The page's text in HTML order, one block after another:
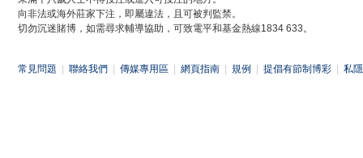
向非法或海外莊家下注，即屬違法，且可被判監禁。
切勿沉迷賭博，如需尋求輔導協助，可致電平和基金熱線1834 633。
常見問題 聯絡我們 傳媒專用區 網頁指南 規例 提倡有節制博彩 私